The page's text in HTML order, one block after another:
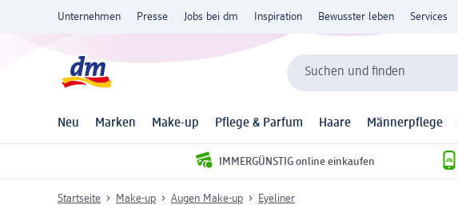
Unternehmen Presse Jobs bei dm Inspiration Bewusster leben Services
Suchen und finden
Neu Marken Make-up Pflege & Parfum Haare Männerpflege
IMMERGÜNSTIG online einkaufen
Startseite Make-up Augen Make-up Eyeliner